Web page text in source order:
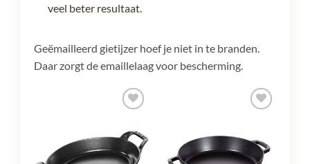
veel beter resultaat.
Geëmailleerd gietijzer hoef je niet in te branden.
Daar zorgt de emaillelaag voor bescherming.
verlanglijst
verlanglijst